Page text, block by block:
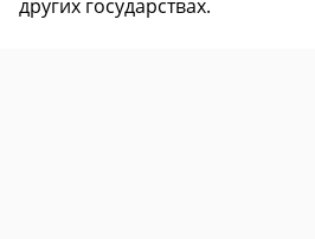
других государствах.